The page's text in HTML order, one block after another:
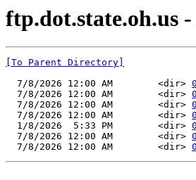
ftp.dot.state.oh.us
[To Parent Directory]
  7/8/2026 12:00 AM        <dir>
  7/8/2026 12:00 AM        <dir>
  7/8/2026 12:00 AM        <dir>
  7/8/2026 12:00 AM        <dir>
  1/8/2026  5:33 PM        <dir>
  7/8/2026 12:00 AM        <dir>
  7/8/2026 12:00 AM        <dir>